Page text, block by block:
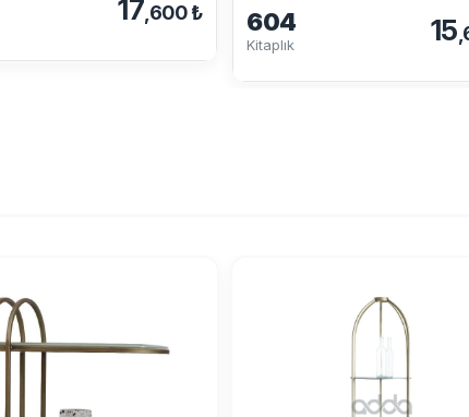
17 ,600 ₺ 604
Kitaplık 15